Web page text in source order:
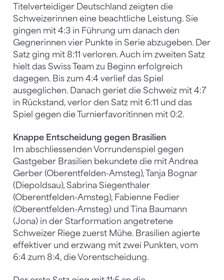
Titelverteidiger Deutschland zeigten die
Schweizerinnen eine beachtliche Leistung. Sie
gingen mit 4:3 in Führung um danach den
Gegnerinnen vier Punkte in Serie abzugeben. Der
Satz ging mit 8:11 verloren. Auch im zweiten Satz
hielt das Swiss Team zu Beginn erfolgreich
dagegen. Bis zum 4:4 verlief das Spiel
ausgeglichen. Danach geriet die Schweiz mit 4:7
in Rückstand, verlor den Satz mit 6:11 und das
Spiel gegen die Turnierfavoritinnen mit 0:2.
Knappe Entscheidung gegen Brasilien
Im abschliessenden Vorrundenspiel gegen
Gastgeber Brasilien bekundete die mit Andrea
Gerber (Oberentfelden-Amsteg), Tanja Bognar
(Diepoldsau), Sabrina Siegenthaler
(Oberentfelden-Amsteg), Fabienne Fedier
(Oberentfelden-Amsteg) und Tina Baumann
(Jona) in der Starformation angetretene
Schweizer Riege zuerst Mühe. Brasilien agierte
effektiver und erzwang mit zwei Punkten, vom
6:4 zum 8:4, die Vorentscheidung.